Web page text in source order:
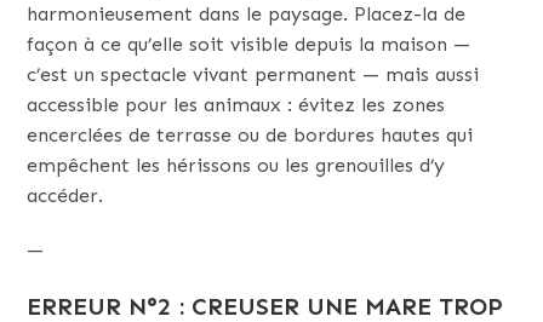
harmonieusement dans le paysage. Placez-la de
façon à ce qu’elle soit visible depuis la maison —
c’est un spectacle vivant permanent — mais aussi
accessible pour les animaux : évitez les zones
encerclées de terrasse ou de bordures hautes qui
empêchent les hérissons ou les grenouilles d’y
accéder.
—
ERREUR N°2 : CREUSER UNE MARE TROP